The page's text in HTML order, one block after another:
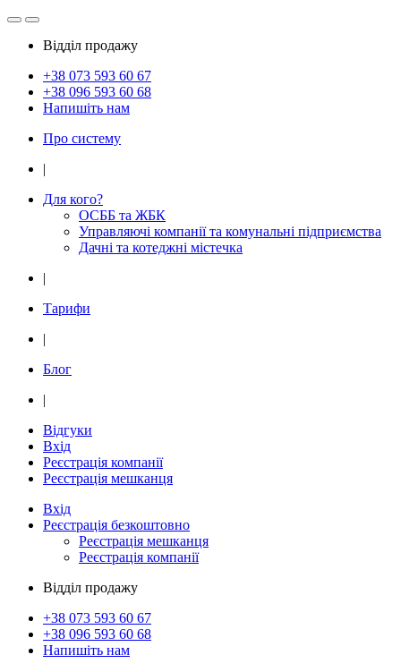
Відділ продажу
+38 073 593 60 67
+38 096 593 60 68
Напишіть нам
Про систему
|
Для кого?
ОСББ та ЖБК
Управляючі компанії та комунальні підприємства
Дачнi та котеджні мiстечка
|
Тарифи
|
Блог
|
Відгуки
Вхід
Реєстрація компанії
Реєстрація мешканця
Вхід
Реєстрація безкоштовно
Реєстрація мешканця
Реєстрація компанії
Відділ продажу
+38 073 593 60 67
+38 096 593 60 68
Напишіть нам